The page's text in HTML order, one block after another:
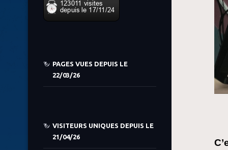
PAGES VUES DEPUIS LE
22/03/26
VISITEURS UNIQUES DEPUIS LE
21/04/26